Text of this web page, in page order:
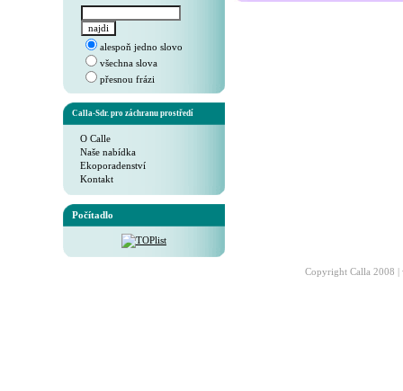
alespoň jedno slovo
všechna slova
přesnou frázi
Calla-Sdr. pro záchranu prostředí
O Calle
Naše nabídka
Ekoporadenství
Kontakt
Počítadlo
Copyright Calla 2008 |